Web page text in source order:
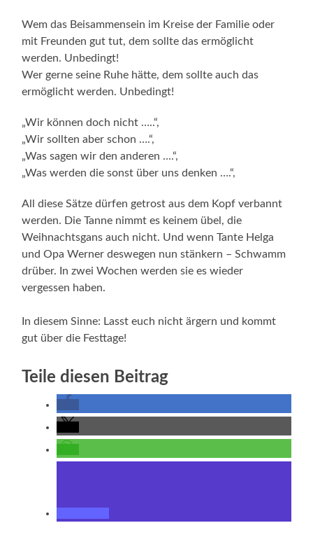
Wem das Beisammensein im Kreise der Familie oder
mit Freunden gut tut, dem sollte das ermöglicht
werden. Unbedingt!
Wer gerne seine Ruhe hätte, dem sollte auch das
ermöglicht werden. Unbedingt!
„Wir können doch nicht …..“,
„Wir sollten aber schon ….“,
„Was sagen wir den anderen ….“,
„Was werden die sonst über uns denken ….“,
All diese Sätze dürfen getrost aus dem Kopf verbannt
werden. Die Tanne nimmt es keinem übel, die
Weihnachtsgans auch nicht. Und wenn Tante Helga
und Opa Werner deswegen nun stänkern – Schwamm
drüber. In zwei Wochen werden sie es wieder
vergessen haben.
In diesem Sinne: Lasst euch nicht ärgern und kommt
gut über die Festtage!
Teile diesen Beitrag